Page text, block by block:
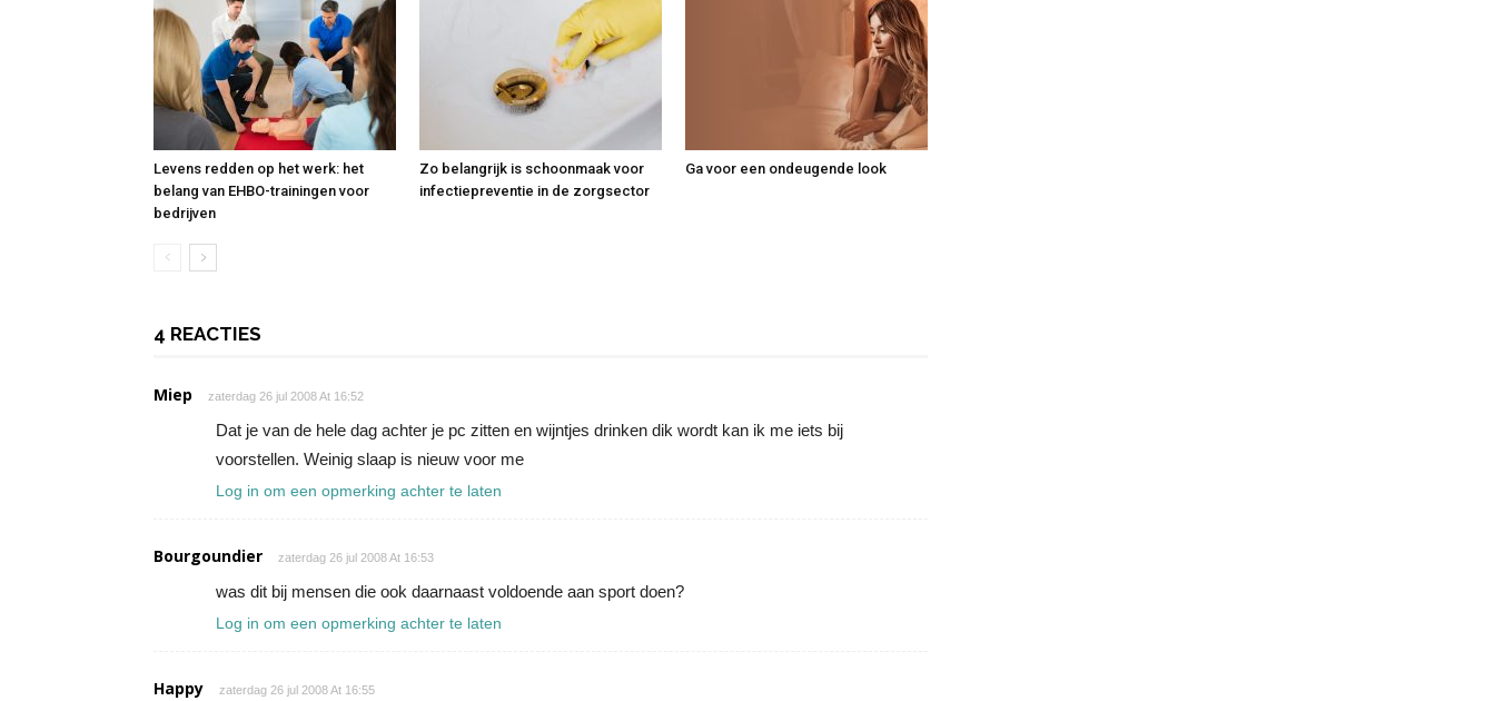
Levens redden op het werk: het
belang van EHBO-trainingen voor
bedrijven
Zo belangrijk is schoonmaak voor
infectiepreventie in de zorgsector
Ga voor een ondeugende look
4 REACTIES
Miep zaterdag 26 jul 2008 At 16:52
Dat je van de hele dag achter je pc zitten en wijntjes drinken dik wordt kan ik me iets bij
voorstellen. Weinig slaap is nieuw voor me
Log in om een opmerking achter te laten
Bourgoundier zaterdag 26 jul 2008 At 16:53
was dit bij mensen die ook daarnaast voldoende aan sport doen?
Log in om een opmerking achter te laten
Happy zaterdag 26 jul 2008 At 16:55